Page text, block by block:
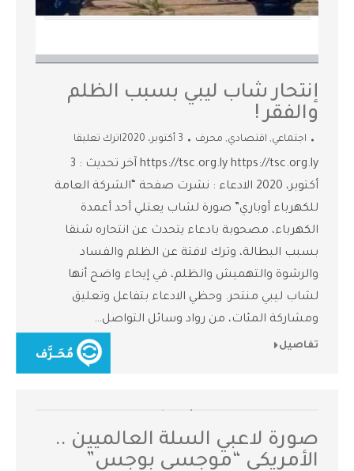
إنتحار شاب ليبي بسبب الظلم
والفقر !
اجتماعي, اقتصادي, محرف 3 أكتوبر، 2020 اترك تعليقا
https://tsc.org.ly https://tsc.org.ly آخر تحديث : 3
أكتوبر، 2020 الادعاء : نشرت صفحة “الشركة العامة
للكهرباء أوباري” صورة لشاب يعتلي أحد أعمدة
الكهرباء، مصحوبة بادعاء يتحدث عن انتحاره شنقا
بسبب البطالة، وترك لافتة عن الظلم والفساد
والرشوة والتهميش والظلم، في إيحاء واضح أنها
لشاب ليبي منتحر. وحظي الادعاء بتفاعل وتعليق
ومشاركة المئات، من رواد وسائل التواصل…
تفاصيل
صورة لاعبي السلة العالميين ..
الأمريكي “موجسي بوجس”